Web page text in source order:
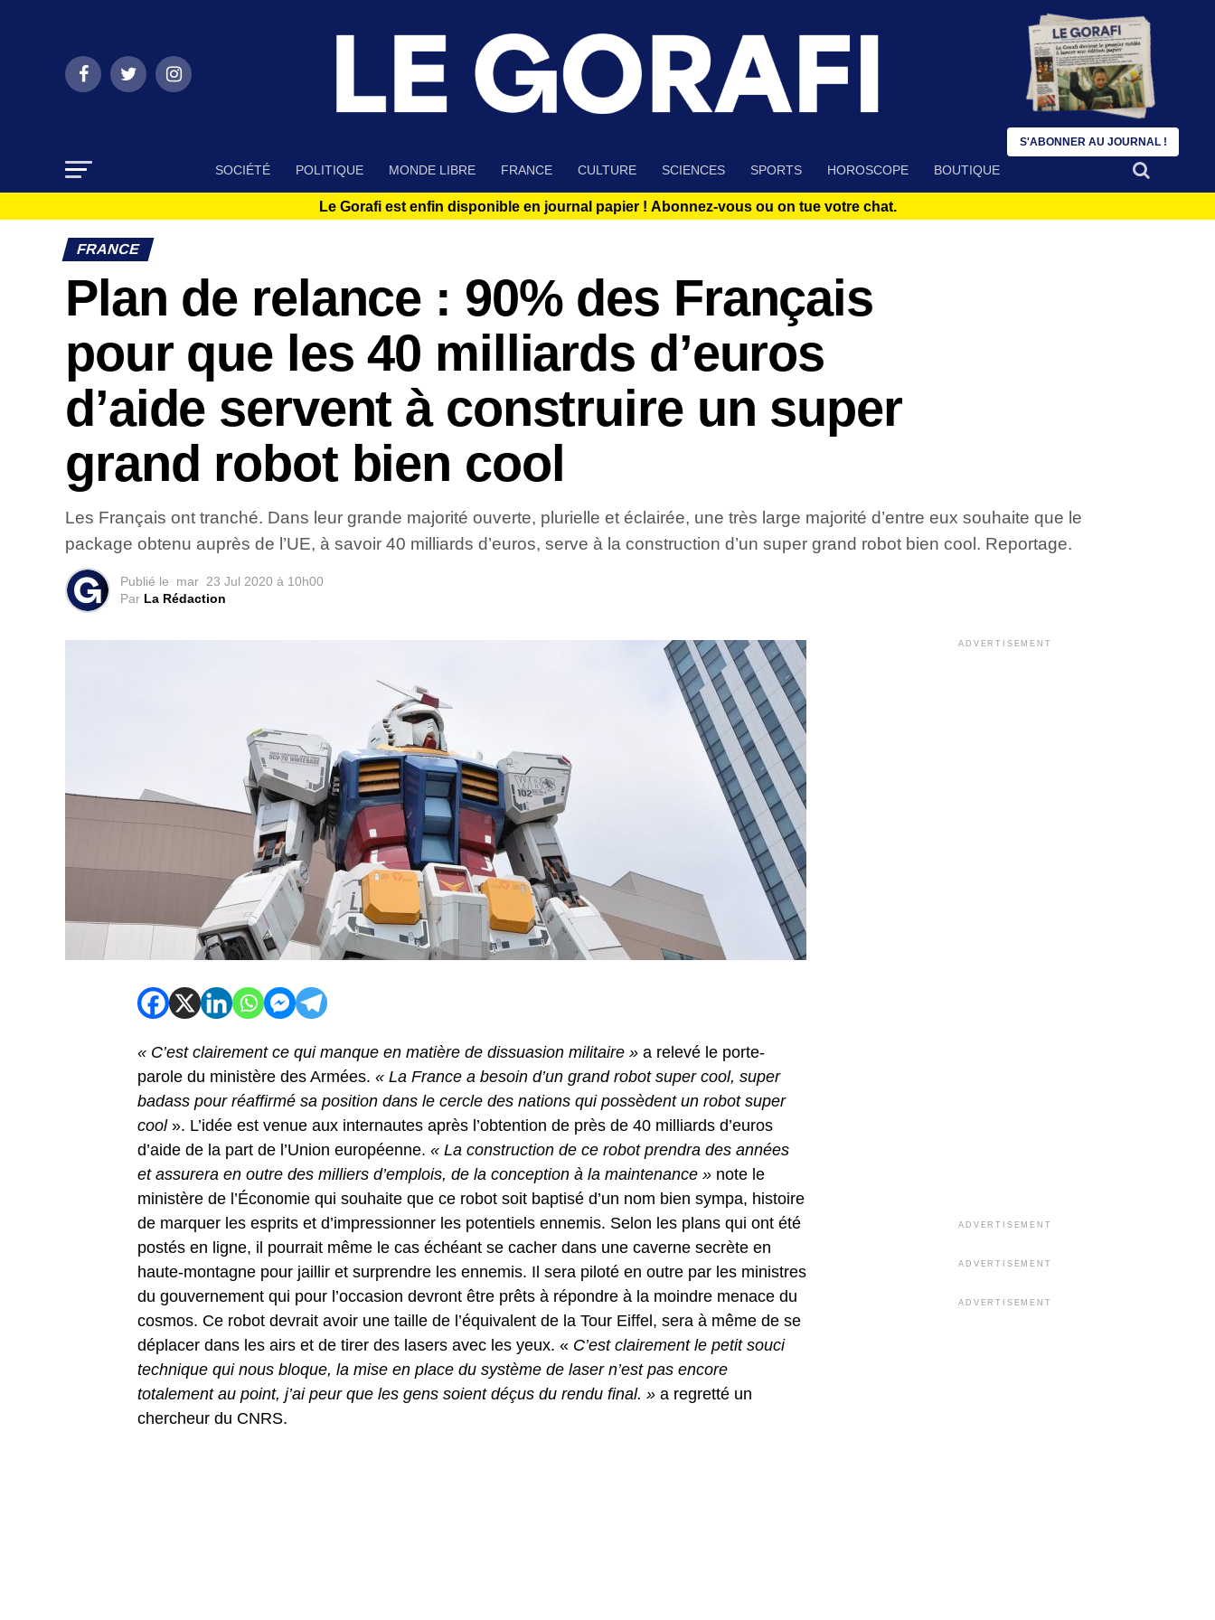
SOCIÉTÉ POLITIQUE MONDE LIBRE FRANCE CULTURE SCIENCES SPORTS HOROSCOPE BOUTIQUE
Le Gorafi est enfin disponible en journal papier ! Abonnez-vous ou on tue votre chat.
FRANCE
Plan de relance : 90% des Français
pour que les 40 milliards d’euros
d’aide servent à construire un super
grand robot bien cool
Les Français ont tranché. Dans leur grande majorité ouverte, plurielle et éclairée, une très large majorité d’entre eux souhaite que le
package obtenu auprès de l’UE, à savoir 40 milliards d’euros, serve à la construction d’un super grand robot bien cool. Reportage.
Publié le mar 23 Jul 2020 à 10h00
Par La Rédaction
« C’est clairement ce qui manque en matière de dissuasion militaire » a relevé le porte-
parole du ministère des Armées. « La France a besoin d’un grand robot super cool, super
badass pour réaffirmé sa position dans le cercle des nations qui possèdent un robot super
cool». L’idée est venue aux internautes après l’obtention de près de 40 milliards d’euros
d’aide de la part de l’Union européenne. « La construction de ce robot prendra des années
et assurera en outre des milliers d’emplois, de la conception à la maintenance » note le
ministère de l’Économie qui souhaite que ce robot soit baptisé d’un nom bien sympa, histoire
de marquer les esprits et d’impressionner les potentiels ennemis. Selon les plans qui ont été
postés en ligne, il pourrait même le cas échéant se cacher dans une caverne secrète en
haute-montagne pour jaillir et surprendre les ennemis. Il sera piloté en outre par les ministres
du gouvernement qui pour l’occasion devront être prêts à répondre à la moindre menace du
cosmos. Ce robot devrait avoir une taille de l’équivalent de la Tour Eiffel, sera à même de se
déplacer dans les airs et de tirer des lasers avec les yeux. « C’est clairement le petit souci
technique qui nous bloque, la mise en place du système de laser n’est pas encore
totalement au point, j’ai peur que les gens soient déçus du rendu final. » a regretté un
chercheur du CNRS.
ADVERTISEMENT
ADVERTISEMENT
ADVERTISEMENT
ADVERTISEMENT
S'ABONNER AU JOURNAL !